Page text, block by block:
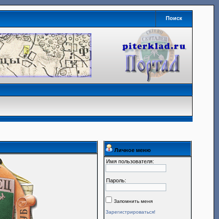
Поиск
Личное меню
Имя пользователя:
Пароль:
Запомнить меня
Зарегистрироваться!